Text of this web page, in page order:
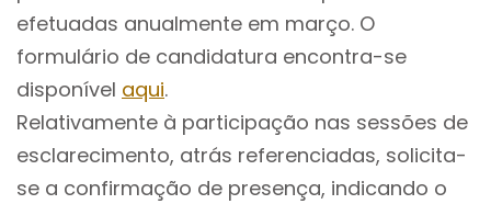
efetuadas anualmente em março. O
formulário de candidatura encontra-se
disponível aqui.
Relativamente à participação nas sessões de
esclarecimento, atrás referenciadas, solicita-
se a confirmação de presença, indicando o